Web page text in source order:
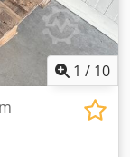
1 / 10